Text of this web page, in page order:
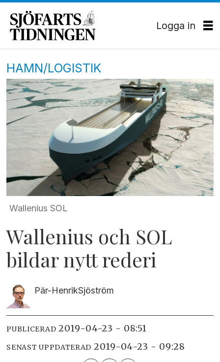
Logga in
HAMN/LOGISTIK
Wallenius SOL
Wallenius och SOL
bildar nytt rederi
Pär-HenrikSjöström
PUBLICERAD 2019-04-23 - 08:51
SENAST UPPDATERAD 2019-04-23 - 09:28